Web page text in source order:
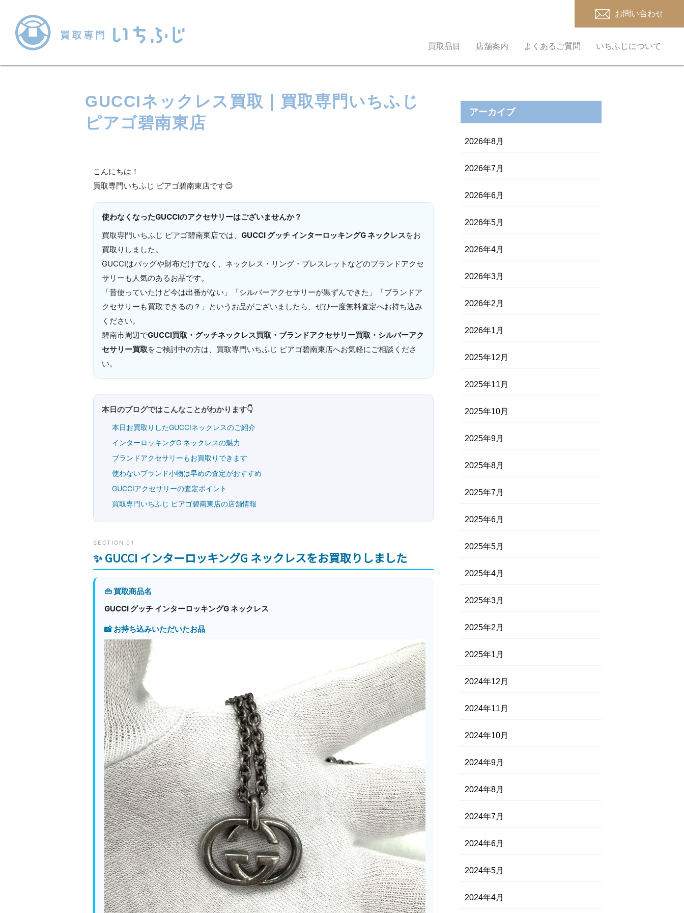
お問い合わせ
買取品目 店舗案内 よくあるご質問 いちふじについて
GUCCIネックレス買取｜買取専門いちふじ
ピアゴ碧南東店
こんにちは！
買取専門いちふじ ピアゴ碧南東店です😊
使わなくなったGUCCIのアクセサリーはございませんか？
買取専門いちふじ ピアゴ碧南東店では、 GUCCI グッチ インターロッキングG ネックレスをお
買取りしました。
GUCCIはバッグや財布だけでなく、ネックレス・リング・ブレスレットなどのブランドアクセ
サリーも人気のあるお品です。
「昔使っていたけど今は出番がない」「シルバーアクセサリーが黒ずんできた」「ブランドア
クセサリーも買取できるの？」というお品がございましたら、ぜひ一度無料査定へお持ち込み
ください。
碧南市周辺でGUCCI買取・グッチネックレス買取・ブランドアクセサリー買取・シルバーアク
セサリー買取をご検討中の方は、買取専門いちふじ ピアゴ碧南東店へお気軽にご相談くださ
い。
本日のブログではこんなことがわかります👇
本日お買取りしたGUCCIネックレスのご紹介
インターロッキングG ネックレスの魅力
ブランドアクセサリーもお買取りできます
使わないブランド小物は早めの査定がおすすめ
GUCCIアクセサリーの査定ポイント
買取専門いちふじ ピアゴ碧南東店の店舗情報
SECTION 01
✨ GUCCI インターロッキングG ネックレスをお買取りしました
👜 買取商品名
GUCCI グッチ インターロッキングG ネックレス
📸 お持ち込みいただいたお品
アーカイブ
2026年8月
2026年7月
2026年6月
2026年5月
2026年4月
2026年3月
2026年2月
2026年1月
2025年12月
2025年11月
2025年10月
2025年9月
2025年8月
2025年7月
2025年6月
2025年5月
2025年4月
2025年3月
2025年2月
2025年1月
2024年12月
2024年11月
2024年10月
2024年9月
2024年8月
2024年7月
2024年6月
2024年5月
2024年4月